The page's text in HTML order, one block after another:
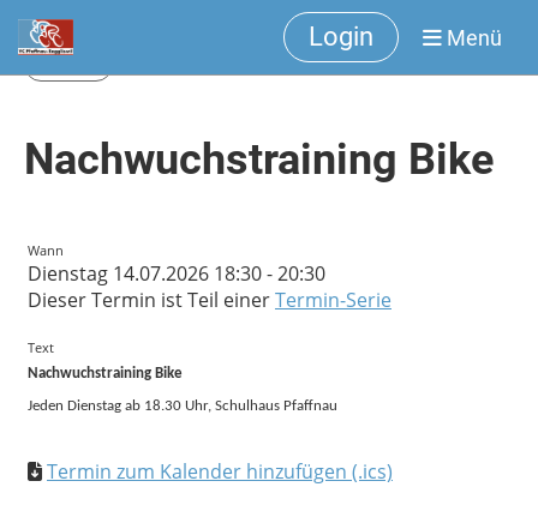
Login Menü
Nachwuchstraining Bike
Wann
Dienstag 14.07.2026 18:30 - 20:30
Dieser Termin ist Teil einerTermin-Serie
Text
Nachwuchstraining Bike
Jeden Dienstag ab 18.30 Uhr, Schulhaus Pfaffnau
Termin zum Kalender hinzufügen (.ics)